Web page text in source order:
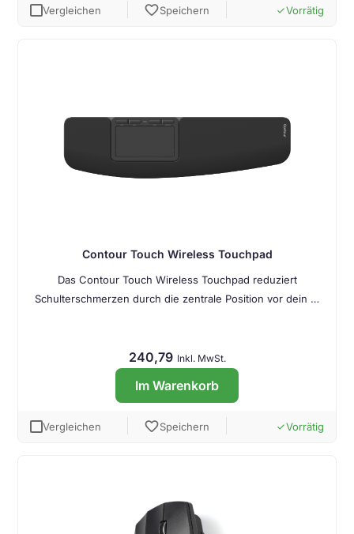
Vergleichen favoriteSpeichern doneVorrätig
Contour Touch Wireless Touchpad
Das Contour Touch Wireless Touchpad reduziert
Schulterschmerzen durch die zentrale Position vor dein …
240,79 Inkl. MwSt.
Im Warenkorb
Vergleichen favoriteSpeichern doneVorrätig